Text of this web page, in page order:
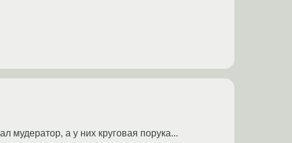
мудератор, а у них круговая порука...